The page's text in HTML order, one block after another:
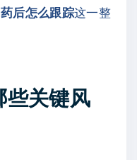
后怎么跟踪这一整
些关键风